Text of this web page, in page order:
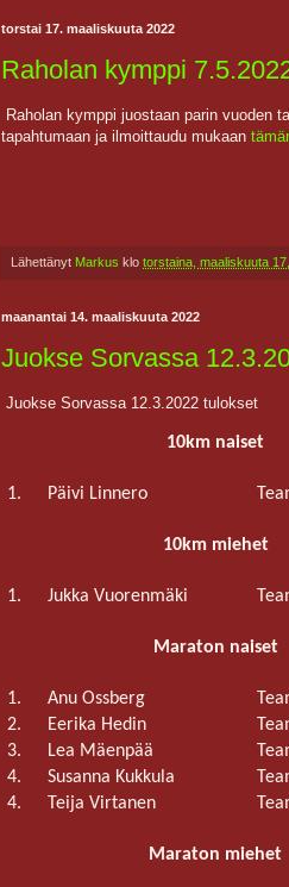
torstai 17. maaliskuuta 2022
Raholan kymppi
Raholan kymppi juostaan parin vuoden
tapahtumaan ja ilmoittaudu mukaan
Lähettänyt Markus klo torstaina, maaliskuuta
maanantai 14. maaliskuuta 2022
Juokse Sorvassa
Juokse Sorvassa 12.3.2022 tulokset
10km naiset
1. Päivi Linnero
10km miehet
1. Jukka Vuorenmäki
Maraton naiset
1. Anu Ossberg
2.
Eerika Hedin
3.
Lea Mäenpää
4.
Susanna Kukkula
4.
Teija Virtanen
Maraton miehet